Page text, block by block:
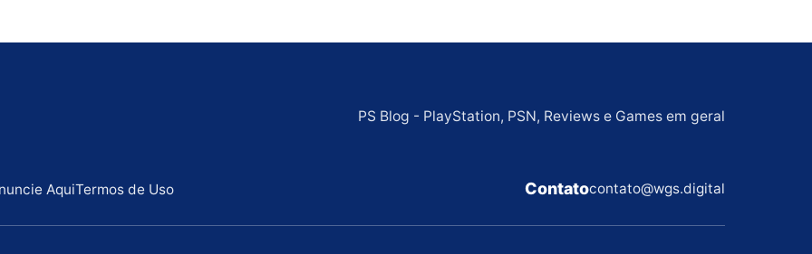
PS Blog - PlayStation, PSN, Reviews e Games em geral
AquiTermos de Uso Contatocontato@wgs.digital